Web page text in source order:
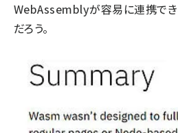
WebAssemblyが容易に連携でき
だろう。